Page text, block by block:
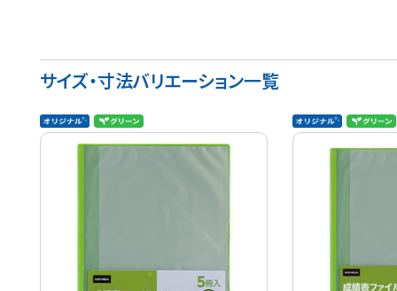
サイズ・寸法バリエーション一覧